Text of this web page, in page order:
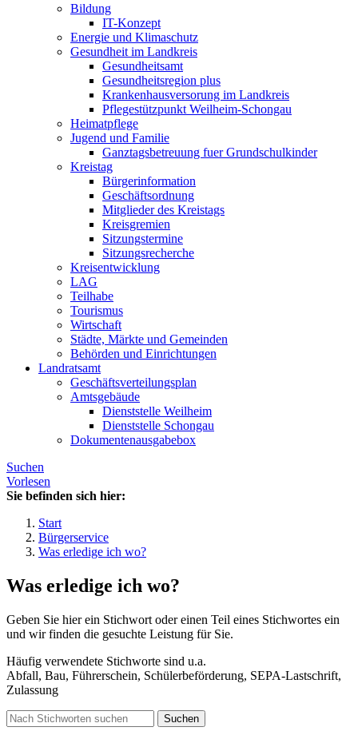
Bildung
IT-Konzept
Energie und Klimaschutz
Gesundheit im Landkreis
Gesundheitsamt
Gesundheitsregion plus
Krankenhausversorung im Landkreis
Pflegestützpunkt Weilheim-Schongau
Heimatpflege
Jugend und Familie
Ganztagsbetreuung fuer Grundschulkinder
Kreistag
Bürgerinformation
Geschäftsordnung
Mitglieder des Kreistags
Kreisgremien
Sitzungstermine
Sitzungsrecherche
Kreisentwicklung
LAG
Teilhabe
Tourismus
Wirtschaft
Städte, Märkte und Gemeinden
Behörden und Einrichtungen
Landratsamt
Geschäftsverteilungsplan
Amtsgebäude
Dienststelle Weilheim
Dienststelle Schongau
Dokumentenausgabebox
Suchen
Vorlesen
Sie befinden sich hier:
Start
Bürgerservice
Was erledige ich wo?
Was erledige ich wo?
Geben Sie hier ein Stichwort oder einen Teil eines Stichwortes ein
und wir finden die gesuchte Leistung für Sie.
Häufig verwendete Stichworte sind u.a.
Abfall, Bau, Führerschein, Schülerbeförderung, SEPA-Lastschrift,
Zulassung
Suchen